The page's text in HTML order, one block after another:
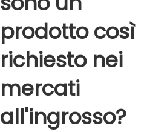
prodotto così
richiesto nei
mercati
all'ingrosso?